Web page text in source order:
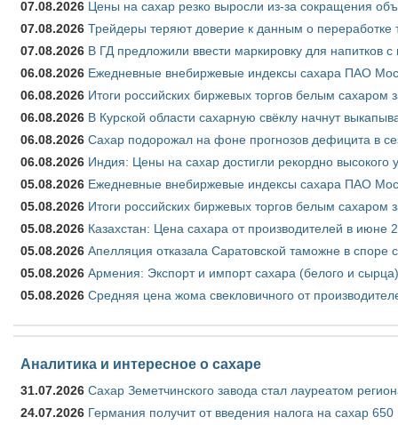
07.08.2026 Цены на сахар резко выросли из-за сокращения
07.08.2026 Трейдеры теряют доверие к данным о переработке
07.08.2026 В ГД предложили ввести маркировку для напитков
06.08.2026 Ежедневные внебиржевые индексы сахара ПАО
06.08.2026 Итоги российских биржевых торгов белым сахаром
06.08.2026 В Курской области сахарную свёклу начнут
06.08.2026 Сахар подорожал на фоне прогнозов дефицита в
06.08.2026 Индия: Цены на сахар достигли рекордно высокого
05.08.2026 Ежедневные внебиржевые индексы сахара ПАО
05.08.2026 Итоги российских биржевых торгов белым сахаром
05.08.2026 Казахстан: Цена сахара от производителей в июне
05.08.2026 Апелляция отказала Саратовской таможне в
05.08.2026 Армения: Экспорт и импорт сахара (белого и
05.08.2026 Средняя цена жома свекловичного от
Аналитика и интересное о сахаре
31.07.2026 Сахар Земетчинского завода стал лауреатом
24.07.2026 Германия получит от введения налога на сахар